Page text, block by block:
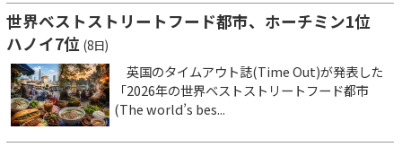
世界ベストストリートフード都市、ホーチミン1位
ハノイ7位 (8日)
英国のタイムアウト誌(Time Out)が発表した
「2026年の世界ベストストリートフード都市
(The world’s bes...